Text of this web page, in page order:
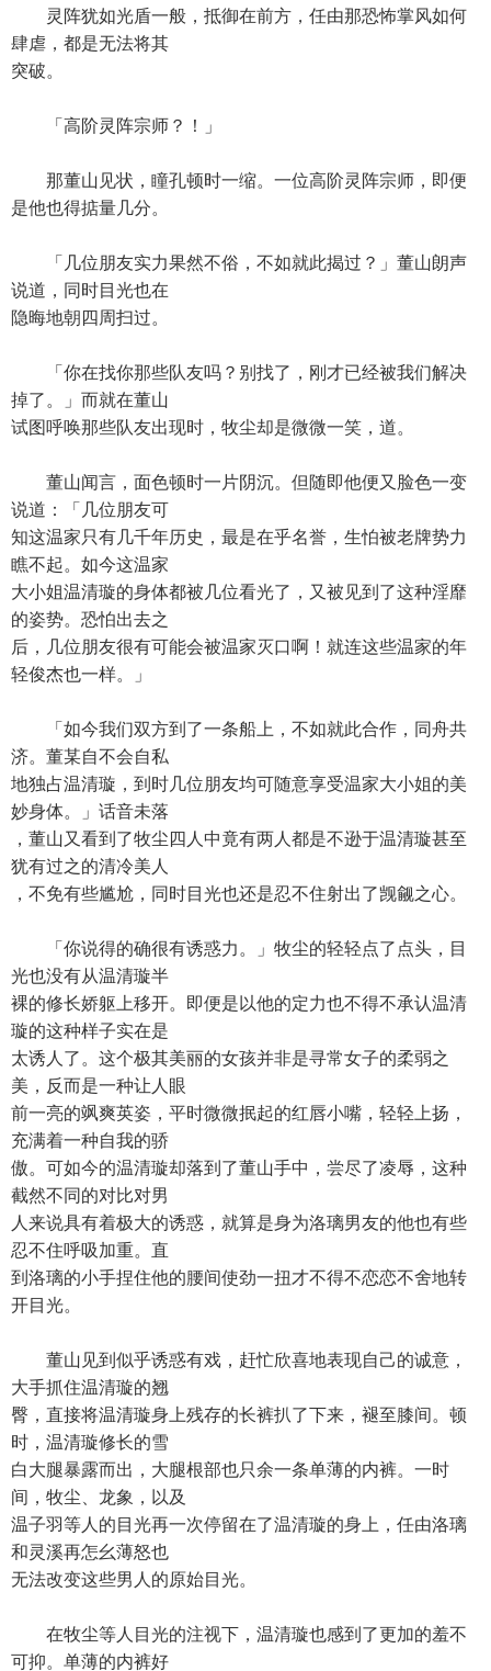
灵阵犹如光盾一般，抵御在前方，任由那恐怖掌风如何
肆虐，都是无法将其
突破。
「高阶灵阵宗师？！」
那董山见状，瞳孔顿时一缩。一位高阶灵阵宗师，即便
是他也得掂量几分。
「几位朋友实力果然不俗，不如就此揭过？」董山朗声
说道，同时目光也在
隐晦地朝四周扫过。
「你在找你那些队友吗？别找了，刚才已经被我们解决
掉了。」而就在董山
试图呼唤那些队友出现时，牧尘却是微微一笑，道。
董山闻言，面色顿时一片阴沉。但随即他便又脸色一变
说道：「几位朋友可
知这温家只有几千年历史，最是在乎名誉，生怕被老牌势力
瞧不起。如今这温家
大小姐温清璇的身体都被几位看光了，又被见到了这种淫靡
的姿势。恐怕出去之
后，几位朋友很有可能会被温家灭口啊！就连这些温家的年
轻俊杰也一样。」
「如今我们双方到了一条船上，不如就此合作，同舟共
济。董某自不会自私
地独占温清璇，到时几位朋友均可随意享受温家大小姐的美
妙身体。」话音未落
，董山又看到了牧尘四人中竟有两人都是不逊于温清璇甚至
犹有过之的清冷美人
，不免有些尴尬，同时目光也还是忍不住射出了觊觎之心。
「你说得的确很有诱惑力。」牧尘的轻轻点了点头，目
光也没有从温清璇半
裸的修长娇躯上移开。即便是以他的定力也不得不承认温清
璇的这种样子实在是
太诱人了。这个极其美丽的女孩并非是寻常女子的柔弱之
美，反而是一种让人眼
前一亮的飒爽英姿，平时微微抿起的红唇小嘴，轻轻上扬，
充满着一种自我的骄
傲。可如今的温清璇却落到了董山手中，尝尽了凌辱，这种
截然不同的对比对男
人来说具有着极大的诱惑，就算是身为洛璃男友的他也有些
忍不住呼吸加重。直
到洛璃的小手捏住他的腰间使劲一扭才不得不恋恋不舍地转
开目光。
董山见到似乎诱惑有戏，赶忙欣喜地表现自己的诚意，
大手抓住温清璇的翘
臀，直接将温清璇身上残存的长裤扒了下来，褪至膝间。顿
时，温清璇修长的雪
白大腿暴露而出，大腿根部也只余一条单薄的内裤。一时
间，牧尘、龙象，以及
温子羽等人的目光再一次停留在了温清璇的身上，任由洛璃
和灵溪再怎幺薄怒也
无法改变这些男人的原始目光。
在牧尘等人目光的注视下，温清璇也感到了更加的羞不
可抑。单薄的内裤好